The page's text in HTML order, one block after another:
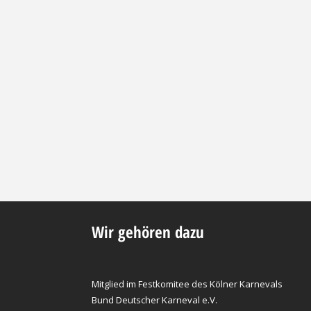
Wir gehören dazu
Mitglied im Festkomitee des Kölner Karnevals
Bund Deutscher Karneval e.V.